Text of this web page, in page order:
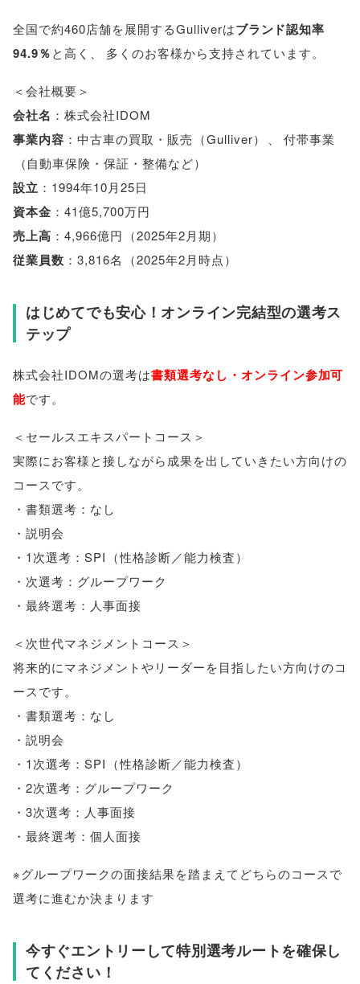
全国で約460店舗を展開するGulliverはブランド認知率
94.9％と高く 多くのお客様から支持されています。
＜会社概要＞
会社名 ：株式会社IDOM
事業内容 ：中古車の買取・販売 （Gulliver）
付帯事業
（自動車保険・保証・整備など）
設立 ：1994年10月25日
資本金 ：41億5,700万円
売上高 ：4,966億円 （2025年2月期）
従業員数 ：3,816名 （2025年2月時点）
はじめてでも安心！オンライン完結型の選考ス
テップ
株式会社IDOMの選考は書類選考なし・オンライン参加可
能です。
＜セールスエキスパートコース＞
実際にお客様と接しながら成果を出していきたい方向けの
コースです。
・書類選考：なし
・説明会
・1次選考：SPI （性格診断／能力検査）
・次選考：グループワーク
・最終選考：人事面接
＜次世代マネジメントコース＞
将来的にマネジメントやリーダーを目指したい方向けのコ
ースです。
・書類選考：なし
・説明会
・1次選考：SPI （性格診断／能力検査）
・2次選考：グループワーク
・3次選考：人事面接
・最終選考：個人面接
※グループワークの面接結果を踏まえてどちらのコースで
選考に進むか決まります
今すぐエントリーして特別選考ルートを確保し
てください！